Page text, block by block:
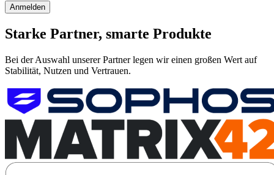
Anmelden
Starke Partner, smarte Produkte
Bei der Auswahl unserer Partner legen wir einen großen Wert auf
Stabilität, Nutzen und Vertrauen.